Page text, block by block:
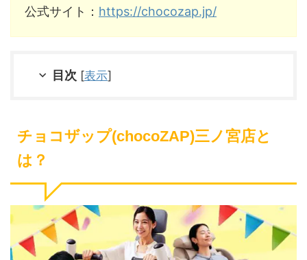
公式サイト： https://chocozap.jp/
目次 [表示]
チョコザップ(chocoZAP)三ノ宮店と
は？